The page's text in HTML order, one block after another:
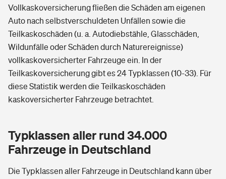
Vollkaskoversicherung fließen die Schäden am eigenen
Auto nach selbstverschuldeten Unfällen sowie die
Teilkaskoschäden (u. a. Autodiebstähle, Glasschäden,
Wildunfälle oder Schäden durch Naturereignisse)
vollkaskoversicherter Fahrzeuge ein. In der
Teilkaskoversicherung gibt es 24 Typklassen (10-33). Für
diese Statistik werden die Teilkaskoschäden
kaskoversicherter Fahrzeuge betrachtet.
Typklassen aller rund 34.000
Fahrzeuge in Deutschland
Die Typklassen aller Fahrzeuge in Deutschland kann über